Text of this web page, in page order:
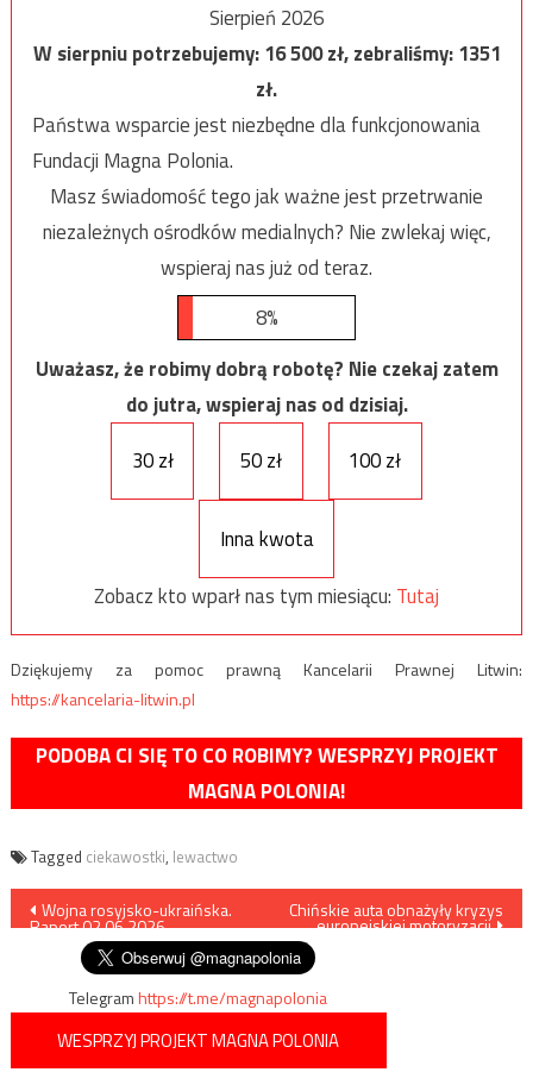
Sierpień 2026
W sierpniu potrzebujemy:16 500zł, zebraliśmy:1351
zł.
Państwa wsparcie jest niezbędne dla funkcjonowania
Fundacji Magna Polonia.
Masz świadomość tego jak ważne jest przetrwanie
niezależnych ośrodków medialnych? Nie zwlekaj więc,
wspieraj nas już od teraz.
8%
Uważasz, że robimy dobrą robotę? Nie czekaj zatem
do jutra, wspieraj nas od dzisiaj.
30 zł
50 zł 100 zł
Inna kwota
Zobacz kto wparł nas tym miesiącu: Tutaj
Dziękujemy za pomoc prawną Kancelarii Prawnej Litwin:
https://kancelaria-litwin.pl
PODOBA CI SIĘ TO CO ROBIMY? WESPRZYJ PROJEKT
MAGNA POLONIA!
Tagged ciekawostki, lewactwo
Nawigacja
wpisu
Wojna rosyjsko-ukraińska.
Raport 02.06.2026
Chińskie auta obnażyły kryzys
europejskiej motoryzacji
Telegramhttps://t.me/magnapolonia
WESPRZYJ PROJEKT MAGNA POLONIA